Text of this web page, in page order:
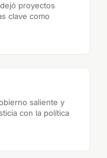
proyectos
clave como
saliente y
con la política